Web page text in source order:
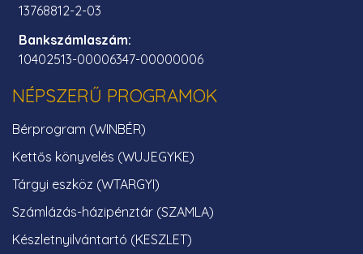
13768812-2-03
Bankszámlaszám:
10402513-00006347-00000006
NÉPSZERŰ PROGRAMOK
Bérprogram (WINBÉR)
Kettős könyvelés (WUJEGYKE)
Tárgyi eszköz (WTARGYI)
Számlázás-házipénztár (SZAMLA)
Készletnyilvántartó (KESZLET)